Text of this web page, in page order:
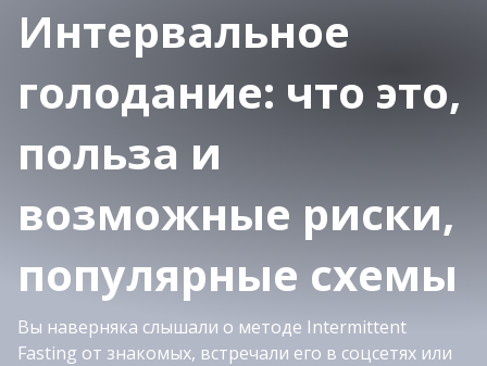
Интервальное
голодание: что это,
польза и
возможные риски,
популярные схемы
Вы наверняка слышали о методе Intermittent
Fasting от знакомых, встречали его в соцсетях или